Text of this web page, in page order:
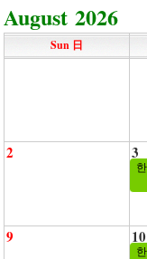
August 2026
Sun 日
2 3
9 10